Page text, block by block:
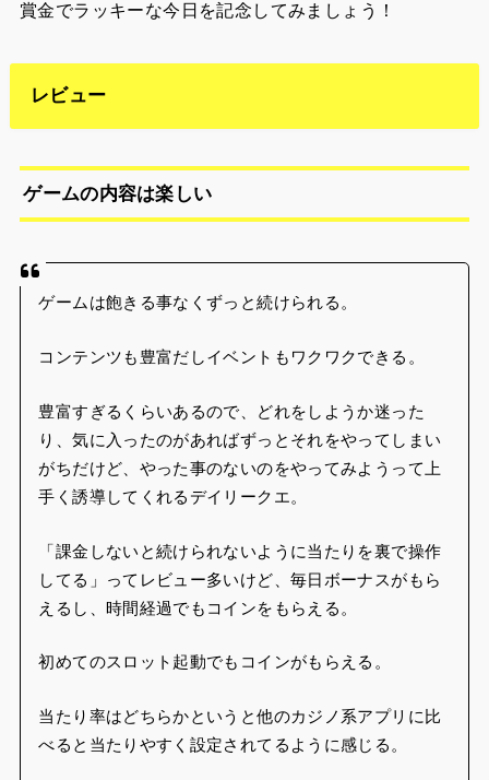
賞金でラッキーな今日を記念してみましょう！
レビュー
ゲームの内容は楽しい
ゲームは飽きる事なくずっと続けられる。
コンテンツも豊富だしイベントもワクワクできる。
豊富すぎるくらいあるので、どれをしようか迷った
り、気に入ったのがあればずっとそれをやってしまい
がちだけど、やった事のないのをやってみようって上
手く誘導してくれるデイリークエ。
「課金しないと続けられないように当たりを裏で操作
してる」ってレビュー多いけど、毎日ボーナスがもら
えるし、時間経過でもコインをもらえる。
初めてのスロット起動でもコインがもらえる。
当たり率はどちらかというと他のカジノ系アプリに比
べると当たりやすく設定されてるように感じる。